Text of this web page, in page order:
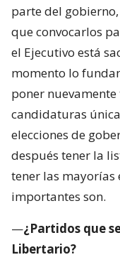
parte del
que convocarlos
el Ejecutivo está
momento lo
poner
candidaturas
elecciones de
después tener la
tener las mayorías
importantes son.
—¿Partidos que
Libertario?